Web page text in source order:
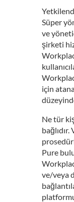
Süper
ve
şirketi
için
Ne tür
Pure
ve/veya